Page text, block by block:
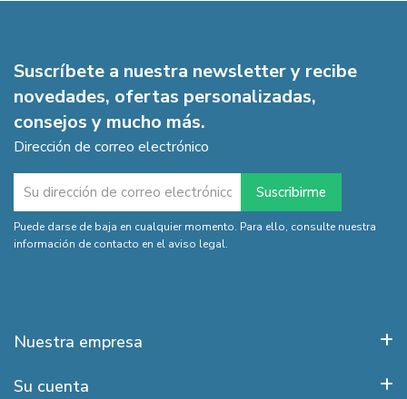
Suscríbete a nuestra newsletter y recibe
novedades, ofertas personalizadas,
consejos y mucho más.
Dirección de correo electrónico
Puede darse de baja en cualquier momento. Para ello, consulte nuestra
información de contacto en el aviso legal.
Nuestra empresa
Su cuenta